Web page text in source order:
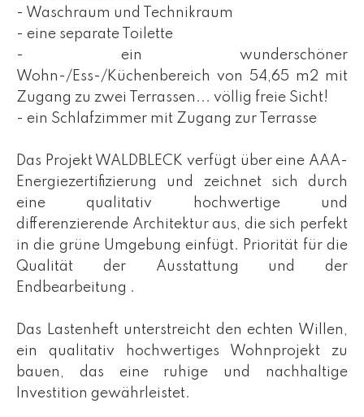
- Waschraum und Technikraum
- eine separate Toilette
- ein wunderschöner
Wohn-/Ess-/Küchenbereich von 54,65 m2 mit
Zugang zu zwei Terrassen... völlig freie Sicht!
- ein Schlafzimmer mit Zugang zur Terrasse
Das Projekt WALDBLECK verfügt über eine AAA-
Energiezertifizierung und zeichnet sich durch
eine qualitativ hochwertige und
differenzierende Architektur aus, die sich perfekt
in die grüne Umgebung einfügt. Priorität für die
Qualität der Ausstattung und der
Endbearbeitung .
Das Lastenheft unterstreicht den echten Willen,
ein qualitativ hochwertiges Wohnprojekt zu
bauen, das eine ruhige und nachhaltige
Investition gewährleistet.